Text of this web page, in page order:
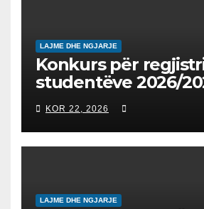
LAJME DHE NGJARJE
Konkurs për
studentëve 2026/
студенти за 2026/
KOR 22, 2026
LAJME DHE NGJARJE